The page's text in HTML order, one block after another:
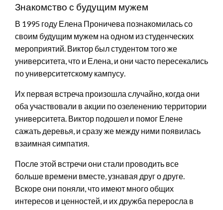
Знакомство с будущим мужем
В 1995 году Елена Проничева познакомилась со
своим будущим мужем на одном из студенческих
мероприятий. Виктор был студентом того же
университета, что и Елена, и они часто пересекались
по университетскому кампусу.
Их первая встреча произошла случайно, когда они
оба участвовали в акции по озеленению территории
университета. Виктор подошел и помог Елене
сажать деревья, и сразу же между ними появилась
взаимная симпатия.
После этой встречи они стали проводить все
больше времени вместе, узнавая друг о друге.
Вскоре они поняли, что имеют много общих
интересов и ценностей, и их дружба переросла в